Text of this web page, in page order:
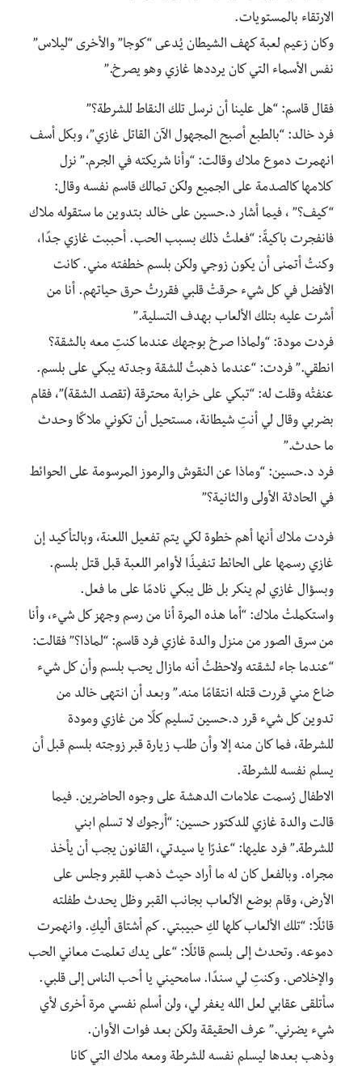
الارتقاء بالمستويات.
وكان زعيم لعبة كهف الشيطان يُدعى “كوجا” والأخرى “ليلاس”
نفس الأسماء التي كان يرددها غازي وهو يصرخ.”
فقال قاسم: “هل علينا أن نرسل تلك النقاط للشرطة؟”
فرد خالد: “بالطبع أصبح المجهول الآن القاتل غازي”، وبكل أسف
انهمرت دموع ملاك وقالت: “وأنا شريكته في الجرم.” نزل
كلامها كالصدمة على الجميع ولكن تمالك قاسم نفسه وقال:
“كيف؟” ، فيما أشار د.حسين على خالد بتدوين ما ستقوله ملاك
فانفجرت باكيةً: “فعلتُ ذلك بسبب الحب. أحببت غازي جدًا،
وكنتُ أتمنى أن يكون زوجي ولكن بلسم خطفته مني. كانت
الأفضل في كل شيء حرقتْ قلبي فقررتُ حرق حياتهم. أنا من
أشرت عليه بتلك الألعاب بهدف التسلية.”
فردت مودة: “ولماذا صرخ بوجهك عندما كنتِ معه بالشقة؟
انطقي.” فردت: “عندما ذهبتُ للشقة وجدته يبكي على بلسم.
عنفتُه وقلت له: “تبكي على خرابة محترقة (تقصد الشقة)”، فقام
بضربي وقال لي أنتِ شيطانة، مستحيل أن تكوني ملاكًا وحدث
ما حدث.”
فرد د.حسين: “وماذا عن النقوش والرموز المرسومة على الحوائط
في الحادثة الأولى والثانية؟”
فردت ملاك أنها أهم خطوة لكي يتم تفعيل اللعنة، وبالتأكيد إن
غازي رسمها على الحائط تنفيذًا لأوامر اللعبة قبل قتل بلسم.
وبسؤال غازي لم ينكر بل ظل يبكي نادمًا على ما فعل.
واستكملتْ ملاك: “أما هذه المرة أنا من رسم وجهز كل شيء، وأنا
من سرق الصور من منزل والدة غازي فرد قاسم: “لماذا؟” فقالت:
“عندما جاء لشقته ولاحظتُ أنه مازال يحب بلسم وأن كل شيء
ضاع مني قررت قتله انتقامًا منه.” وبعد أن انتهى خالد من
تدوين كل شيء قرر د.حسين تسليم كلًا من غازي ومودة
للشرطة، فما كان منه إلا وأن طلب زيارة قبر زوجته بلسم قبل أن
يسلم نفسه للشرطة.
الاطفال رُسمت علامات الدهشة على وجوه الحاضرين. فيما
قالت والدة غازي للدكتور حسين: “أرجوك لا تسلم ابني
للشرطة.” فرد عليها: “عذرًا يا سيدتي، القانون يجب أن يأخذ
مجراه. وبالفعل كان له ما أراد حيث ذهب للقبر وجلس على
الأرض، وقام بوضع الألعاب بجانب القبر وظل يحدث طفلته
قائلًا: “تلك الألعاب كلها لكِ حبيبتي. كم أشتاق أليكِ. وانهمرت
دموعه. وتحدث إلى بلسم قائلًا: “على يدك تعلمت معاني الحب
والإخلاص. وكنتِ لي سندًا. سامحيني يا أحب الناس إلى قلبي.
سأتلقى عقابي لعل الله يغفر لي، ولن أسلم نفسي مرة أخرى لأي
شيء يضرني.” عرف الحقيقة ولكن بعد فوات الأوان.
وذهب بعدها ليسلم نفسه للشرطة ومعه ملاك التي كانا